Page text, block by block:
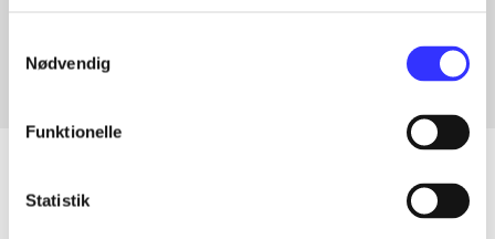
Nødvendig
Funktionelle
Statistik